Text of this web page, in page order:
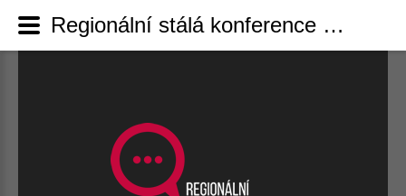
Regionální stálá konference Libereckého kraje - Sto let na mapách s GIS Day 2018 - Liberec, 12.-14. listopad